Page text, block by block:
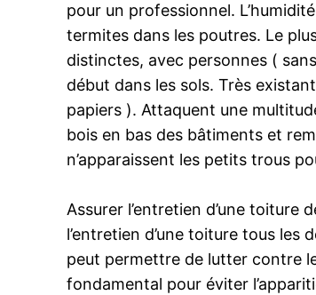
pour un professionnel.
termites dans les poutres. Le
distinctes, avec personnes (
début dans les sols. Très
papiers ). Attaquent une
bois en bas des bâtiments et
n’apparaissent les petits trous
Assurer l’entretien d’une
l’entretien d’une toiture tous
peut permettre de lutter contre
fondamental pour éviter